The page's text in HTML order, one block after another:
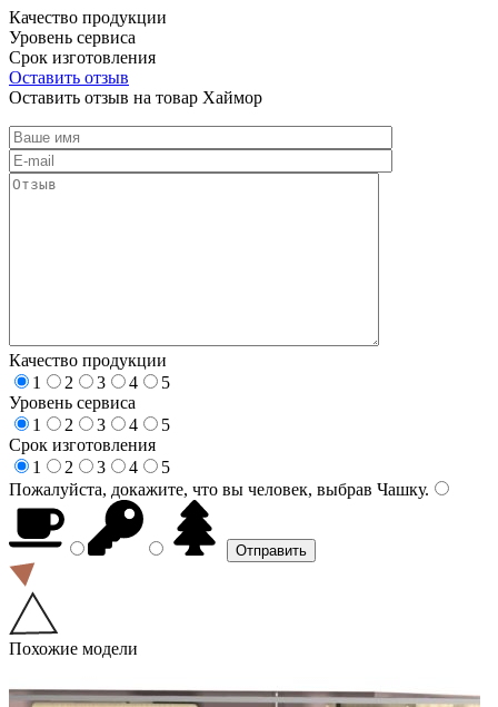
Качество продукции
Уровень сервиса
Срок изготовления
Оставить отзыв
Оставить отзыв на товар Хаймор
Качество продукции
1
2 3 4
5
Уровень сервиса
1
2 3 4
5
Срок изготовления
1
2 3 4
5
Пожалуйста, докажите, что вы человек, выбрав Чашку.
Похожие модели